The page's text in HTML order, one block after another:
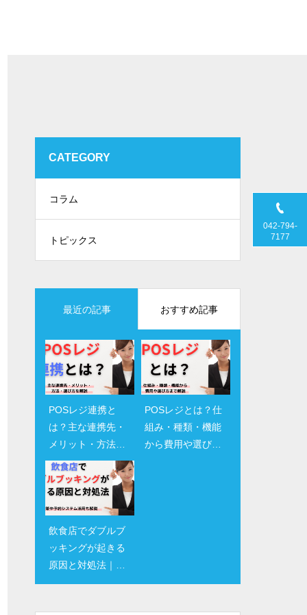
CATEGORY
コラム
トピックス
最近の記事 おすすめ記事
POSレジ連携と
は？主な連携先・
メリット・方法・
選び方を解説
POSレジとは？仕
組み・種類・機能
から費用や選び方
飲食店でダブルブ
ッキングが起きる
原因と対処法｜防
止策や予約システ
【無料あり】飲食
店向け予約管理シ
ステムおすすめ比
較6選｜導入メリッ
トや選び方を紹介
食べログネット予
約の手数料と導入
方法・メリットま
飲食店の予約に遅
れそうなときはど
うする？15分超え
でキャンセル扱い
042-794-
7177